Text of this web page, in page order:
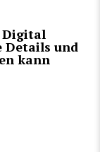
Digital
Details und
kann